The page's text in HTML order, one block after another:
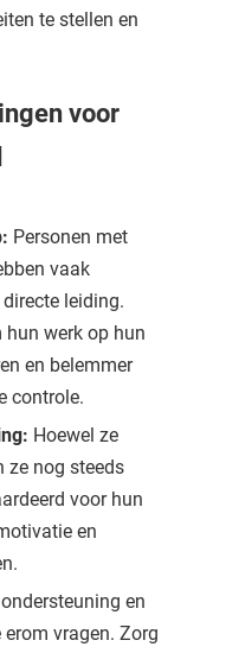
te stellen en
voor
Personen met
vaak
leiding.
hun werk op hun
en belemmer
controle.
Hoewel ze
ze nog steeds
voor hun
en
en
vragen. Zorg